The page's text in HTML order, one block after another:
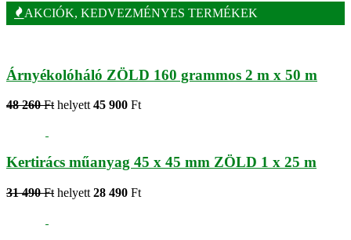
AKCIÓK, KEDVEZMÉNYES TERMÉKEK
Árnyékolóháló ZÖLD 160 grammos 2 m x 50 m
48 260 Ft helyett 45 900 Ft
Kertirács műanyag 45 x 45 mm ZÖLD 1 x 25 m
31 490 Ft helyett 28 490 Ft